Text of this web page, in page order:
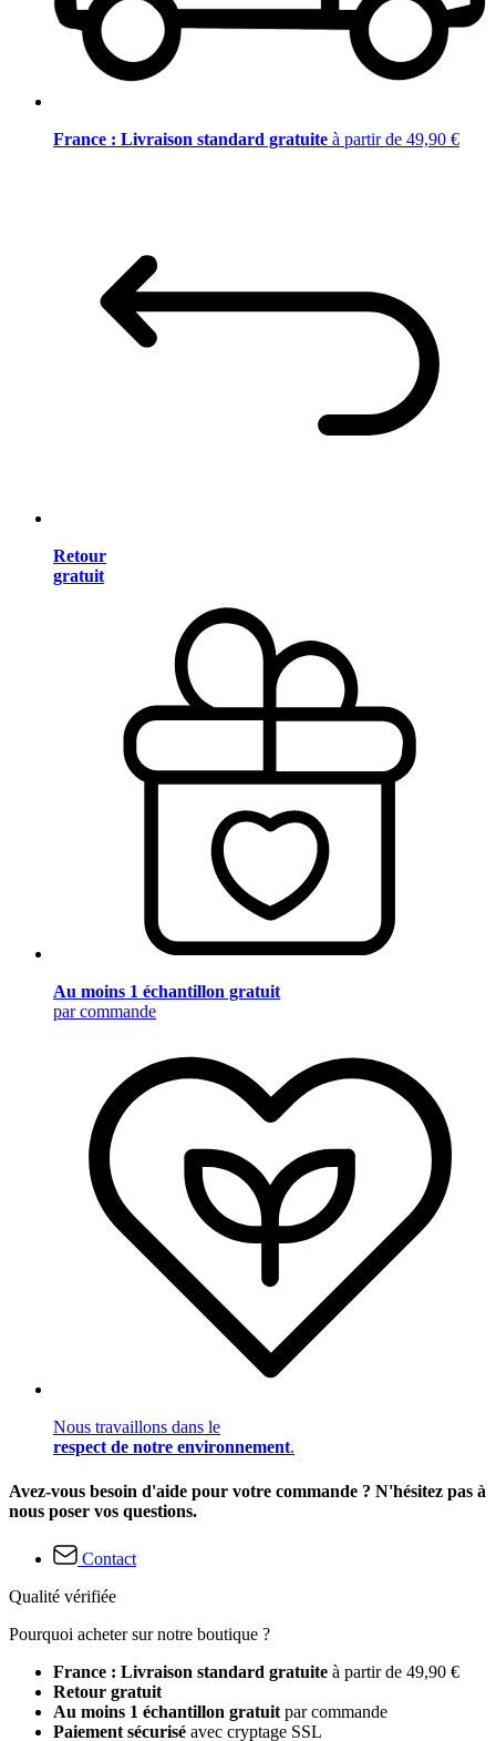
France : Livraison standard gratuite à partir de 49,90 €
Retour
gratuit
Au moins 1 échantillon gratuit
par commande
Nous travaillons dans le
respect de notre environnement.
Avez-vous besoin d'aide pour votre commande ? N'hésitez pas à
nous poser vos questions.
Contact
Qualité vérifiée
Pourquoi acheter sur notre boutique ?
France : Livraison standard gratuite à partir de 49,90 €
Retour gratuit
Au moins 1 échantillon gratuit par commande
Paiement sécurisé avec cryptage SSL